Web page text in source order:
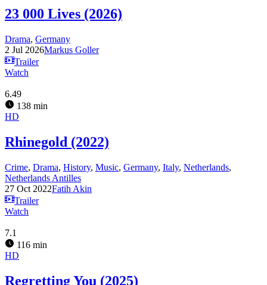
23 000 Lives (2026)
Drama, Germany
2 Jul 2026Markus Goller
Trailer
Watch
6.49
138 min
HD
Rhinegold (2022)
Crime, Drama, History, Music, Germany, Italy, Netherlands,
Netherlands Antilles
27 Oct 2022Fatih Akin
Trailer
Watch
7.1
116 min
HD
Regretting You (2025)